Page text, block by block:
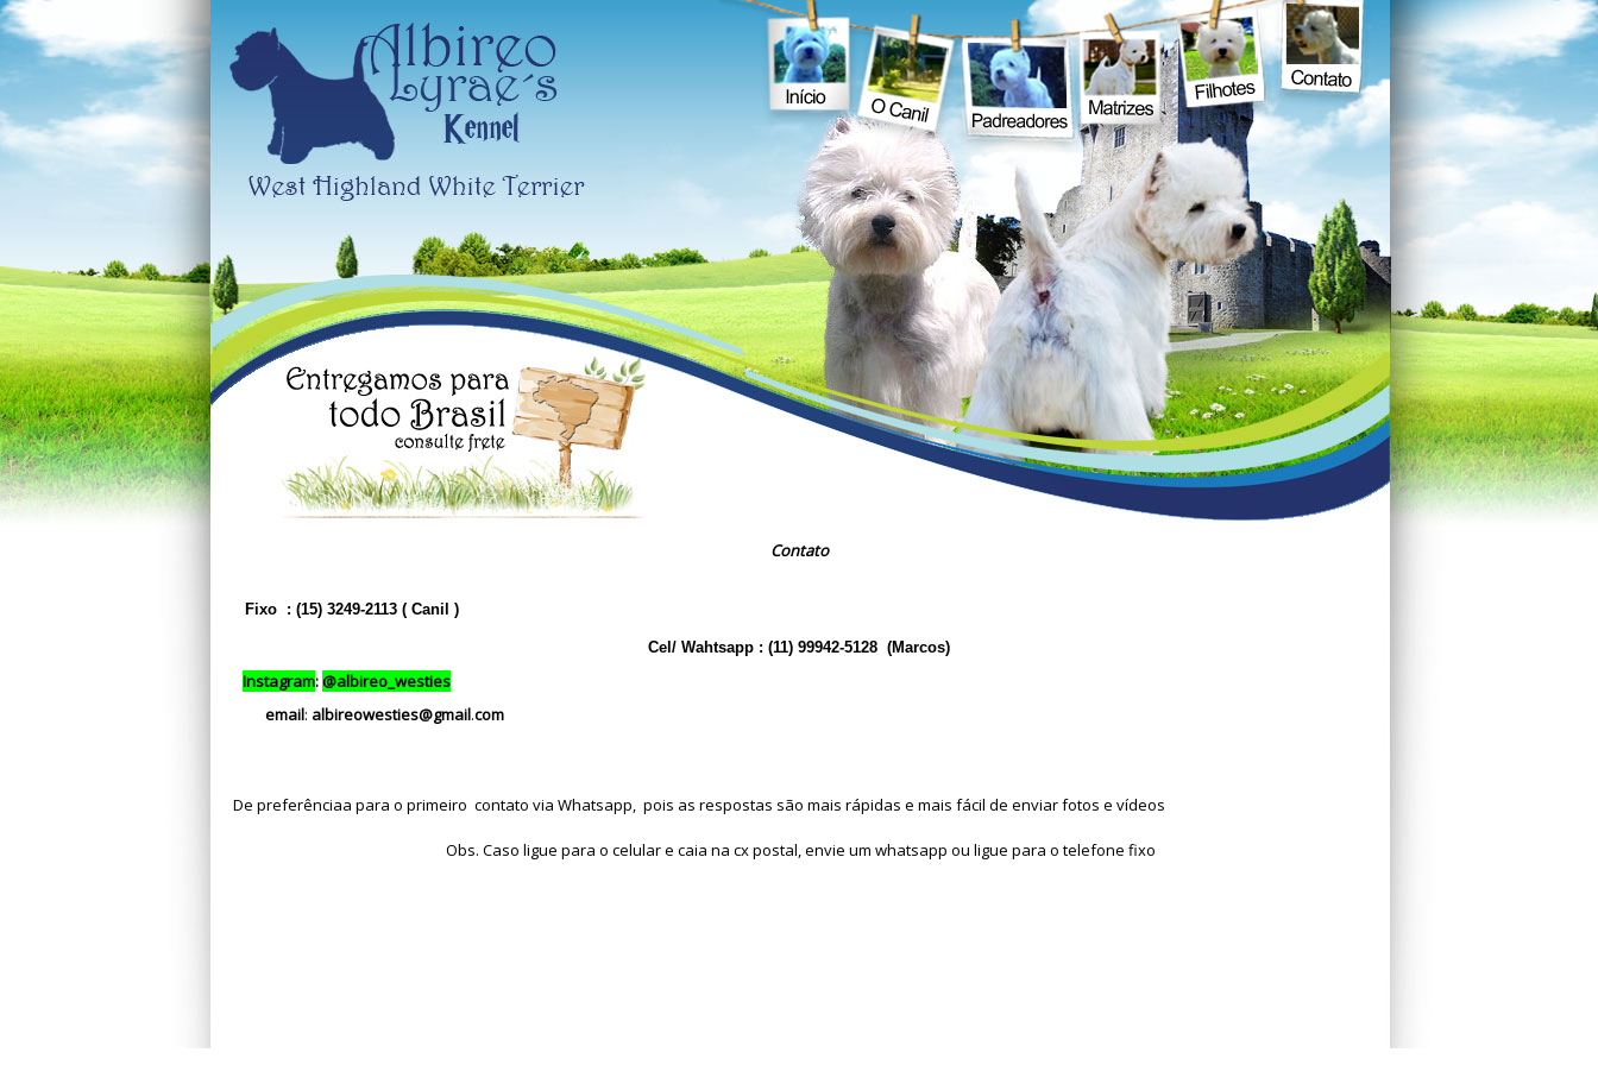
Contato
Fixo : (15) 3249-2113 ( Canil )
Cel/ Wahtsapp : (11) 99942-5128 (Marcos)
Instagram:@albireo_westies
email: albireowesties@gmail.com
De preferênciaa para o primeiro contato via Whatsapp, pois as respostas são mais rápidas e mais fácil de enviar fotos e vídeos
Obs. Caso ligue para o celular e caia na cx postal, envie um whatsapp ou ligue para o telefone fixo